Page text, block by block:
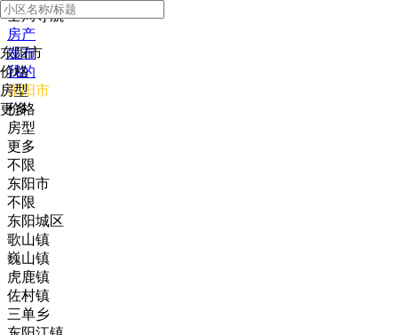
全局导航
房产
发布
我的
东阳市
价格
房型
更多
东阳市
价格
房型
更多
不限
东阳市
不限
东阳城区
歌山镇
巍山镇
虎鹿镇
佐村镇
三单乡